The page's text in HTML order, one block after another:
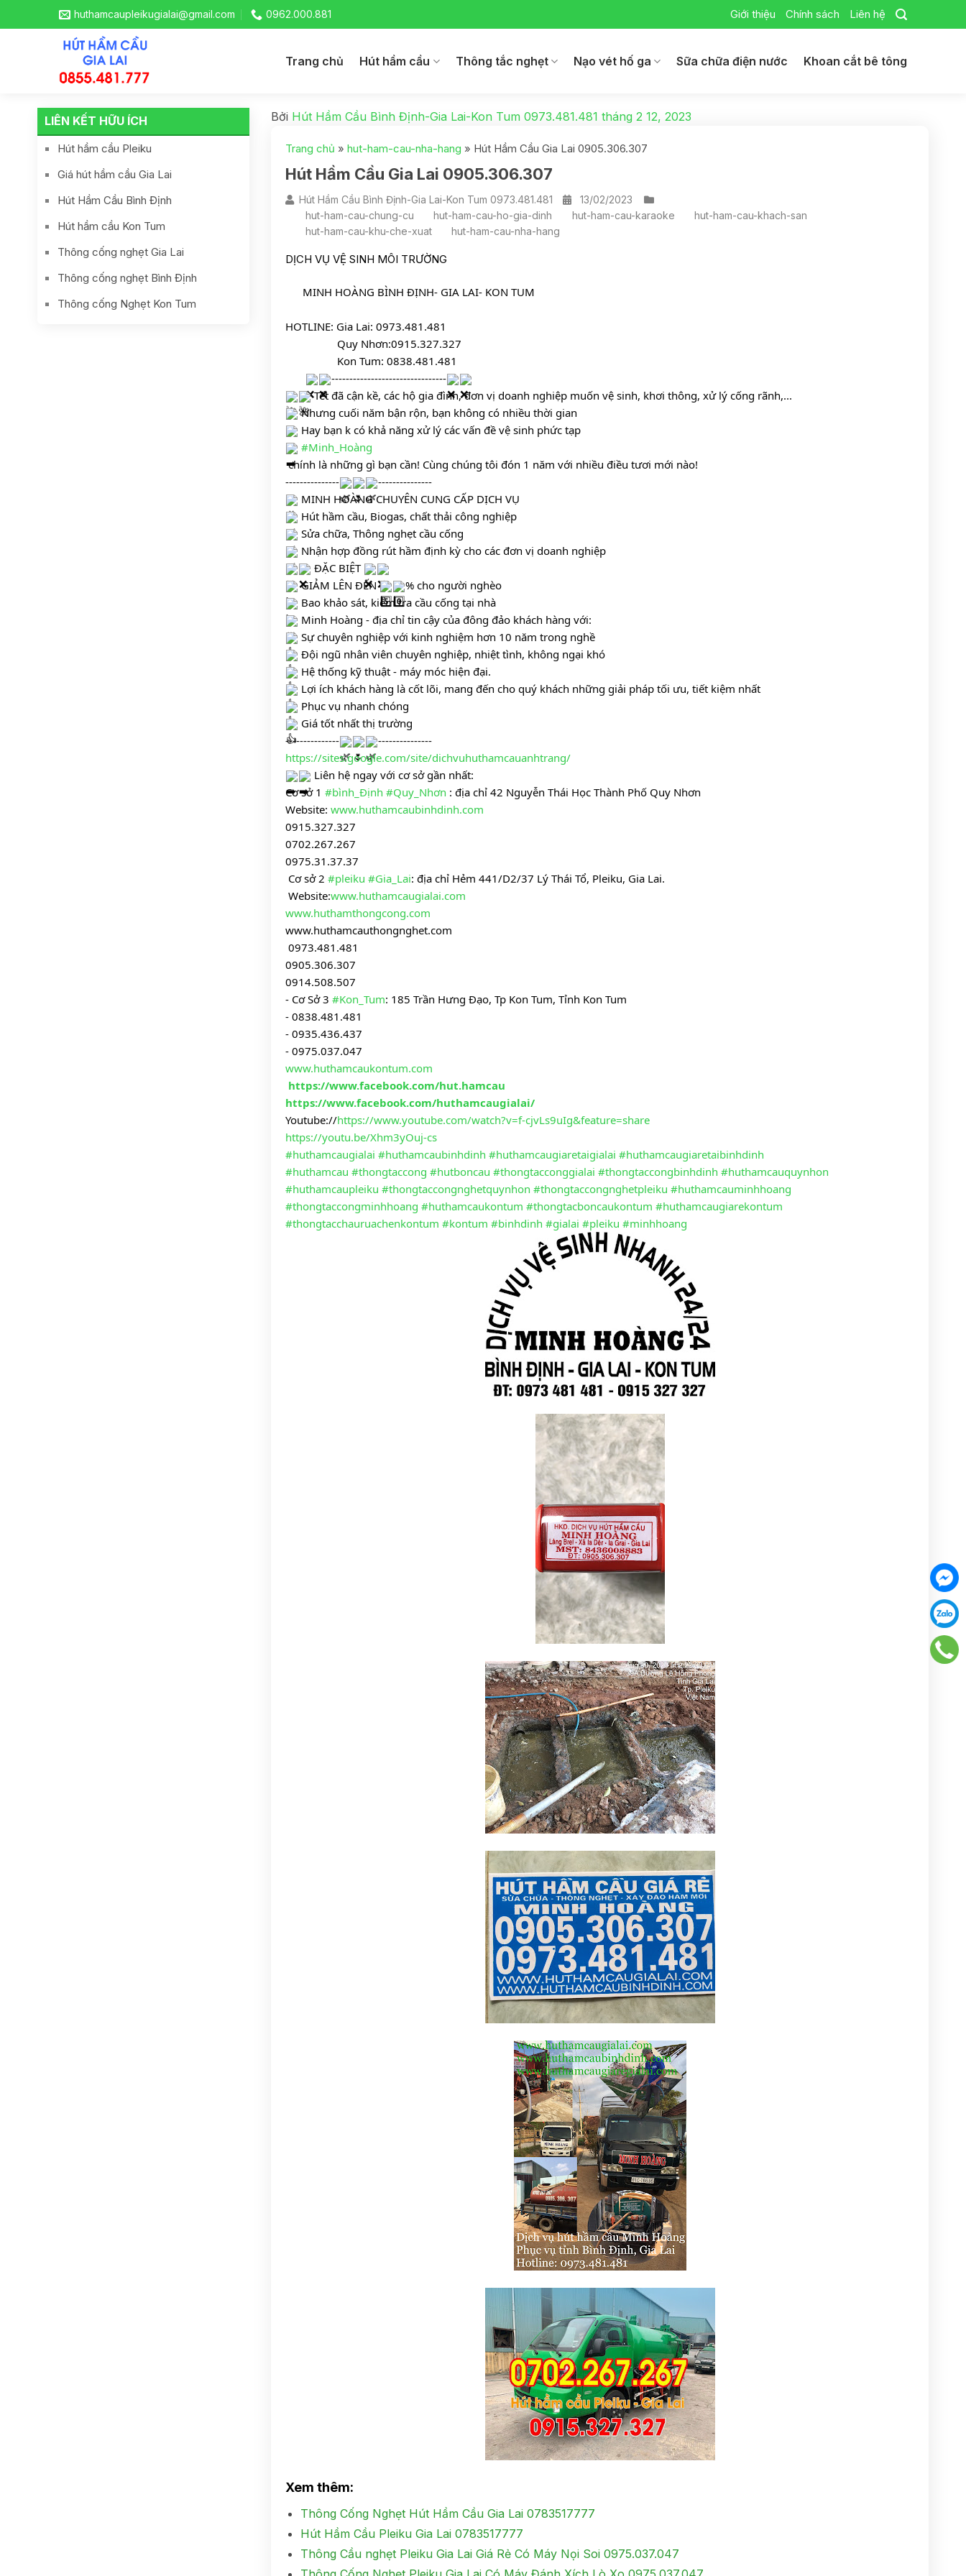
huthamcaupleikugialai@gmail.com 0962.000.881 Giới thiệu Chính sách Liên hệ
Trang chủ Hút hầm cầu Thông tắc nghẹt Nạo vét hố ga Sữa chữa điện nước Khoan cắt bê tông
LIÊN KẾT HỮU ÍCH
Hút hầm cầu Pleiku
Giá hút hầm cầu Gia Lai
Hút Hầm Cầu Bình Định
Hút hầm cầu Kon Tum
Thông cống nghẹt Gia Lai
Thông cống nghẹt Bình Định
Thông cống Nghẹt Kon Tum
Bởi Hút Hầm Cầu Bình Định-Gia Lai-Kon Tum 0973.481.481 tháng 2 12, 2023
Trang chủ » hut-ham-cau-nha-hang » Hút Hầm Cầu Gia Lai 0905.306.307
Hút Hầm Cầu Gia Lai 0905.306.307
Hút Hầm Cầu Bình Định-Gia Lai-Kon Tum 0973.481.481
13/02/2023
hut-ham-cau-chung-cu
hut-ham-cau-ho-gia-dinh hut-ham-cau-karaoke
hut-ham-cau-khach-san
hut-ham-cau-khu-che-xuat
hut-ham-cau-nha-hang
DỊCH VỤ VỆ SINH MÔI TRƯỜNG
      MINH HOÀNG BÌNH ĐỊNH- GIA LAI- KON TUM
HOTLINE: Gia Lai: 0973.481.481
             Quy Nhơn:0915.327.327
                  Kon Tum: 0838.481.481
--------------------------------
Tết đã cận kề, các hộ gia đình, đơn vị doanh nghiệp muốn vệ sinh, khơi thông, xử lý cống rãnh,...
Nhưng cuối năm bận rộn, bạn không có nhiều thời gian
Hay bạn k có khả năng xử lý các vấn đề vệ sinh phức tạp
#Minh_Hoàng
chính là những gì bạn cần! Cùng chúng tôi đón 1 năm với nhiều điều tươi mới nào!
---------------
---------------
MINH HOÀNG CHUYÊN CUNG CẤP DỊCH VỤ
Hút hầm cầu, Biogas, chất thải công nghiệp
Sửa chữa, Thông nghẹt cầu cống
Nhận hợp đồng rút hầm định kỳ cho các đơn vị doanh nghiệp
ĐẶC BIỆT
GIẢM LÊN ĐẾN
% cho người nghèo
Bao khảo sát, kiểm tra cầu cống tại nhà
Minh Hoàng - địa chỉ tin cậy của đông đảo khách hàng với:
Sự chuyên nghiệp với kinh nghiệm hơn 10 năm trong nghề
Đội ngũ nhân viên chuyên nghiệp, nhiệt tình, không ngại khó
Hệ thống kỹ thuật - máy móc hiện đại.
Lợi ích khách hàng là cốt lõi, mang đến cho quý khách những giải pháp tối ưu, tiết kiệm nhất
Phục vụ nhanh chóng
Giá tốt nhất thị trường
---------------
---------------
https://sites.google.com/site/dichvuhuthamcauanhtrang/
Liên hệ ngay với cơ sở gần nhất:
Cơ sở 1 #bình_Định #Quy_Nhơn : địa chỉ 42 Nguyễn Thái Học Thành Phố Quy Nhơn
Website: www.huthamcaubinhdinh.com
0915.327.327
0702.267.267
0975.31.37.37
Cơ sở 2 #pleiku #Gia_Lai: địa chỉ Hẻm 441/D2/37 Lý Thái Tổ, Pleiku, Gia Lai.
Website:www.huthamcaugialai.com
www.huthamthongcong.com
www.huthamcauthongnghet.com
0973.481.481
0905.306.307
0914.508.507
- Cơ Sở 3 #Kon_Tum: 185 Trần Hưng Đạo, Tp Kon Tum, Tỉnh Kon Tum
- 0838.481.481
- 0935.436.437
- 0975.037.047
www.huthamcaukontum.com
https://www.facebook.com/hut.hamcau
https://www.facebook.com/huthamcaugialai/
Youtube://https://www.youtube.com/watch?v=f-cjvLs9uIg&feature=share
https://youtu.be/Xhm3yOuj-cs
#huthamcaugialai #huthamcaubinhdinh #huthamcaugiaretaigialai #huthamcaugiaretaibinhdinh
#huthamcau #thongtaccong #hutboncau #thongtacconggialai #thongtaccongbinhdinh #huthamcauquynhon
#huthamcaupleiku #thongtaccongnghetquynhon #thongtaccongnghetpleiku #huthamcauminhhoang
#thongtaccongminhhoang #huthamcaukontum #thongtacboncaukontum #huthamcaugiarekontum
#thongtacchauruachenkontum #kontum #binhdinh #gialai #pleiku #minhhoang
Xem thêm:
Thông Cống Nghẹt Hút Hầm Cầu Gia Lai 0783517777
Hút Hầm Cầu Pleiku Gia Lai 0783517777
Thông Cầu nghẹt Pleiku Gia Lai Giá Rẻ Có Máy Nọi Soi 0975.037.047